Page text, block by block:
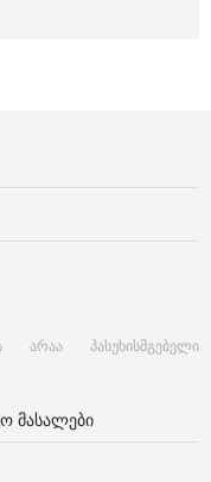
არაა პასუხისმგებელი
ᲛᲐᲡᲐᲚᲔᲑᲘ